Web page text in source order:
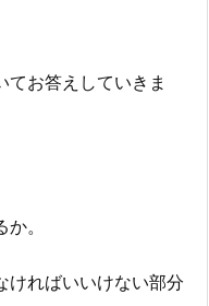
お答えしていきま
。
ければいいけない部分